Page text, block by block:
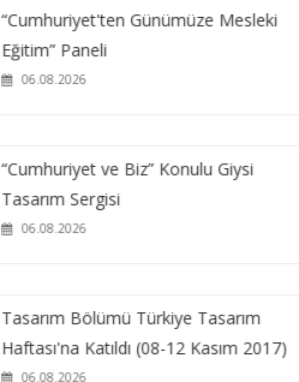
"Marmara Kültür, Sanat ve Spor
Festivali Etkinlikleri" Etkinliklerinde
Semineri
UZATIMI
“Cumhuriyet'ten Günümüze Mesleki
Eğitim” Paneli
06.08.2026
“Cumhuriyet ve Biz” Konulu Giysi
Tasarım Sergisi
06.08.2026
Tasarım Bölümü Türkiye Tasarım
Haftası'na Katıldı (08-12 Kasım 2017)
06.08.2026